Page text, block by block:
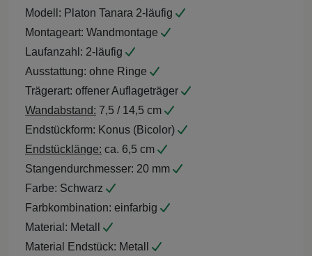
Modell: Platon Tanara 2-läufig
Montageart: Wandmontage
Laufanzahl: 2-läufig
Ausstattung: ohne Ringe
Trägerart: offener Auflageträger
Wandabstand: 7,5 / 14,5 cm
Endstückform: Konus (Bicolor)
Endstücklänge: ca. 6,5 cm
Stangendurchmesser: 20 mm
Farbe: Schwarz
Farbkombination: einfarbig
Material: Metall
Material Endstück: Metall